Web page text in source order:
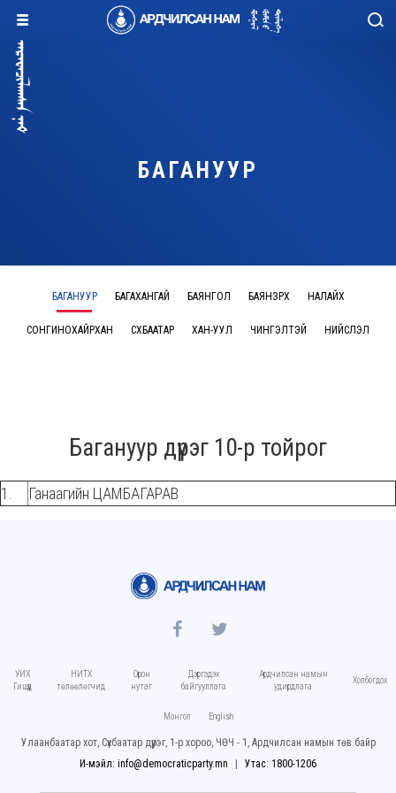
БАГАНУУР
БАГАНУУР БАГАХАНГАЙ БАЯНГОЛ БАЯНЗҮРХ НАЛАЙХ
СОНГИНОХАЙРХАН СҮХБААТАР ХАН-УУЛ ЧИНГЭЛТЭЙ НИЙСЛЭЛ
Багануур дүүрэг 10-р тойрог
1. Ганаагийн ЦАМБАГАРАВ
УИХ
Гишүүд
НИТХ
төлөөлөгчид
Орон
нутаг
Дэргэдэх
байгууллага
Ардчилсан намын
удирдлага
Холбогдох
Монгол English
Улаанбаатар хот, Сүхбаатар дүүрэг, 1-р хороо, ЧӨЧ - 1, Ардчилсан намын төв байр
И-мэйл: info@democraticparty.mn
Утас: 1800-1206